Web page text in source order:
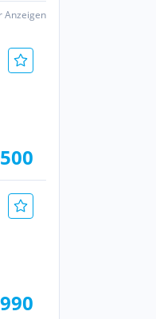
Anzeigen